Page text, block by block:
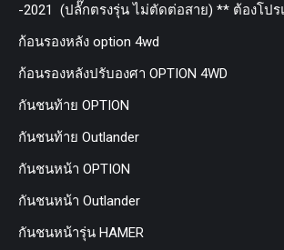
-2021 (ปลั๊กตรงรุ่น ไม่ตัดต่อสาย) ** ต้องโป
ก้อนรองหลัง option 4wd
ก้อนรองหลังปรับองศา OPTION 4WD
กันชนท้าย OPTION
กันชนท้าย Outlander
กันชนหน้า OPTION
กันชนหน้า Outlander
กันชนหน้ารุ่น HAMER